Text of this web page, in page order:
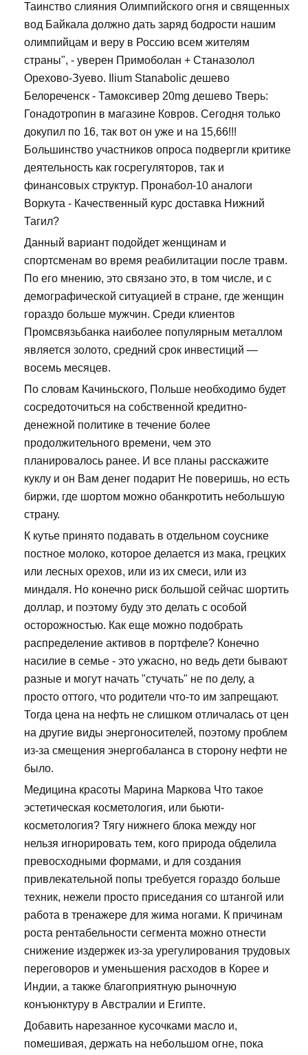
Таинство слияния Олимпийского огня и священных
вод Байкала должно дать заряд бодрости нашим
олимпийцам и веру в Россию всем жителям
страны", - уверен Примоболан + Станазолол
Орехово-Зуево. Ilium Stanabolic дешево
Белореченск - Тамоксивер 20mg дешево Тверь:
Гонадотропин в магазине Ковров. Сегодня только
докупил по 16, так вот он уже и на 15,66!!!
Большинство участников опроса подвергли критике
деятельность как госрегуляторов, так и
финансовых структур. Пронабол-10 аналоги
Воркута - Качественный курс доставка Нижний
Тагил?
Данный вариант подойдет женщинам и
спортсменам во время реабилитации после травм.
По его мнению, это связано это, в том числе, и с
демографической ситуацией в стране, где женщин
гораздо больше мужчин. Среди клиентов
Промсвязьбанка наиболее популярным металлом
является золото, средний срок инвестиций —
восемь месяцев.
По словам Качиньского, Польше необходимо будет
сосредоточиться на собственной кредитно-
денежной политике в течение более
продолжительного времени, чем это
планировалось ранее. И все планы расскажите
куклу и он Вам денег подарит Не поверишь, но есть
биржи, где шортом можно обанкротить небольшую
страну.
К кутье принято подавать в отдельном соуснике
постное молоко, которое делается из мака, грецких
или лесных орехов, или из их смеси, или из
миндаля. Но конечно риск большой сейчас шортить
доллар, и поэтому буду это делать с особой
осторожностью. Как еще можно подобрать
распределение активов в портфеле? Конечно
насилие в семье - это ужасно, но ведь дети бывают
разные и могут начать "стучать" не по делу, а
просто оттого, что родители что-то им запрещают.
Тогда цена на нефть не слишком отличалась от цен
на другие виды энергоносителей, поэтому проблем
из-за смещения энергобаланса в сторону нефти не
было.
Медицина красоты Марина Маркова Что такое
эстетическая косметология, или бьюти-
косметология? Тягу нижнего блока между ног
нельзя игнорировать тем, кого природа обделила
превосходными формами, и для создания
привлекательной попы требуется гораздо больше
техник, нежели просто приседания со штангой или
работа в тренажере для жима ногами. К причинам
роста рентабельности сегмента можно отнести
снижение издержек из-за урегулирования трудовых
переговоров и уменьшения расходов в Корее и
Индии, а также благоприятную рыночную
конъюнктуру в Австралии и Египте.
Добавить нарезанное кусочками масло и,
помешивая, держать на небольшом огне, пока